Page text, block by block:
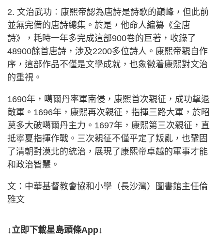
2. 文治武功︰康熙帝認為唐詩是詩歌的巔峰，但此前
並無完備的唐詩總集。於是，他命人編纂《全唐
詩》，耗時一年多完成這部900卷的巨著，收錄了
48900餘首唐詩，涉及2200多位詩人。康熙帝親自作
序，這部作品不僅是文學成就，也象徵着康熙對文治
的重視。
1690年，噶爾丹率軍南侵，康熙首次親征，成功擊退
敵軍。1696年，康熙再次親征，指揮三路大軍，於昭
莫多大破噶爾丹主力。1697年，康熙第三次親征，直
抵寧夏指揮作戰。三次親征不僅平定了叛亂，也鞏固
了清朝對漠北的統治，展現了康熙帝卓越的軍事才能
和政治智慧。
文：中華基督教會協和小學（長沙灣）圖書館主任倫
雅文
↓立即下載星島頭條App↓